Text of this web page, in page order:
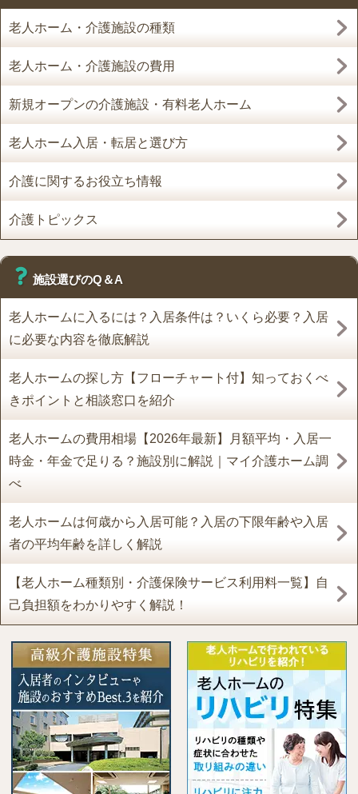
老人ホーム・介護施設の種類
老人ホーム・介護施設の費用
新規オープンの介護施設・有料老人ホーム
老人ホーム入居・転居と選び方
介護に関するお役立ち情報
介護トピックス
施設選びのQ＆A
老人ホームに入るには？入居条件は？いくら必要？入居
に必要な内容を徹底解説
老人ホームの探し方【フローチャート付】知っておくべ
きポイントと相談窓口を紹介
老人ホームの費用相場【2026年最新】月額平均・入居一
時金・年金で足りる？施設別に解説｜マイ介護ホーム調
べ
老人ホームは何歳から入居可能？入居の下限年齢や入居
者の平均年齢を詳しく解説
【老人ホーム種類別・介護保険サービス利用料一覧】自
己負担額をわかりやすく解説！